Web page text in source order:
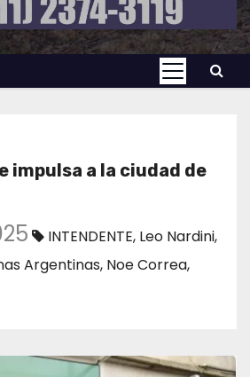
impulsa a la ciudad de
INTENDENTE, Leo Nardini,
Argentinas, Noe Correa,